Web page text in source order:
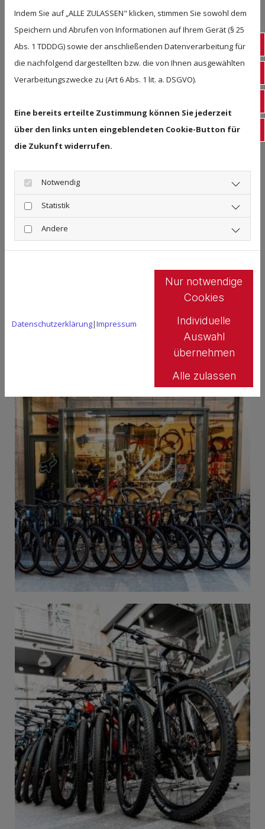
Indem Sie auf „ALLE ZULASSEN" klicken, stimmen Sie sowohl dem
Speichern und Abrufen von Informationen auf Ihrem Gerät (§ 25
Abs. 1 TDDDG) sowie der anschließenden Datenverarbeitung für
die nachfolgend dargestellten bzw. die von Ihnen ausgewählten
Verarbeitungszwecke zu (Art 6 Abs. 1 lit. a. DSGVO).
Eine bereits erteilte Zustimmung können Sie jederzeit
über den links unten eingeblendeten Cookie-Button für
die Zukunft widerrufen.
Notwendig
Statistik
Andere
Datenschutzerklärung|Impressum
Nur notwendige
Cookies
Individuelle
Auswahl
übernehmen
Alle zulassen